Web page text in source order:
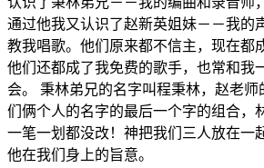
通过他我又认识了赵新英姐妹－－我的
教我唱歌。他们原来都不信主，现在都
他们还都成了我免费的歌手，也常和我
会。 秉林弟兄的名字叫程秉林，赵老
们俩个人的名字的最后一个字的组合，
一笔一划都没改！神把我们三人放在一
他在我们身上的旨意。